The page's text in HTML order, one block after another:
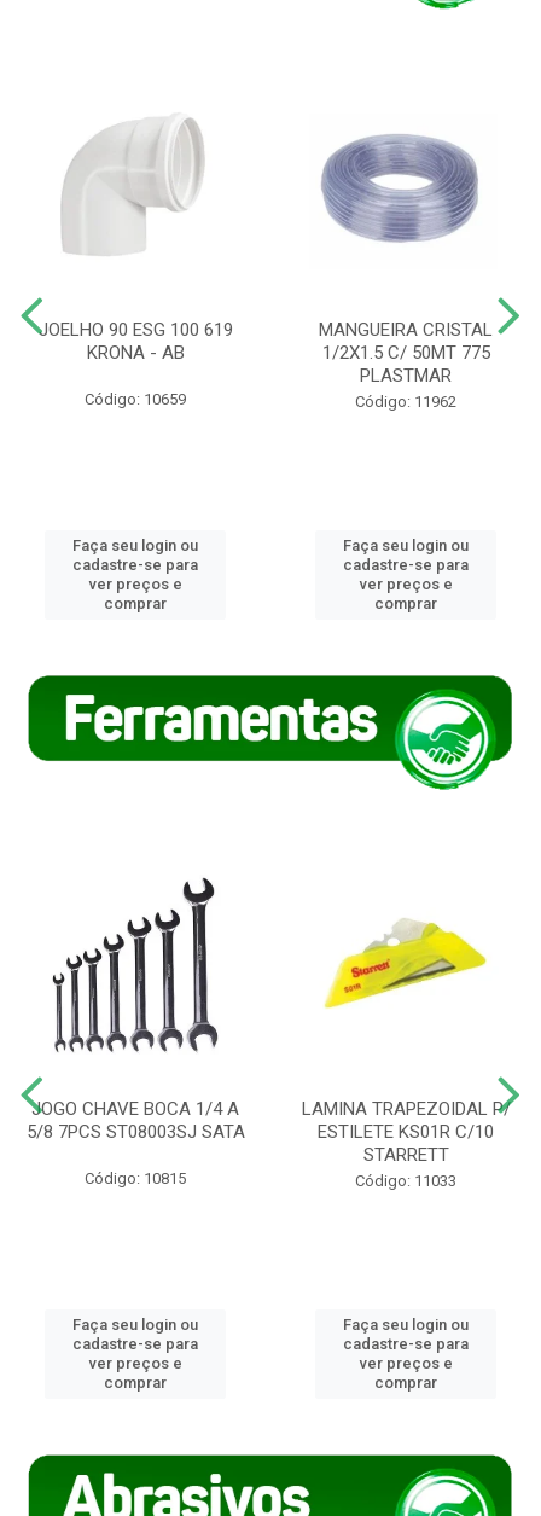
JOELHO 90 ESG 100 619
KRONA - AB
Código: 10659
Faça seu login ou
cadastre-se para
ver preços e
comprar
MANGUEIRA CRISTAL
1/2X1.5 C/ 50MT 775
PLASTMAR
Código: 11962
Faça seu login ou
cadastre-se para
ver preços e
comprar
JOGO CHAVE BOCA 1/4 A
5/8 7PCS ST08003SJ SATA
Código: 10815
Faça seu login ou
cadastre-se para
ver preços e
comprar
LAMINA TRAPEZOIDAL P/
ESTILETE KS01R C/10
STARRETT
Código: 11033
Faça seu login ou
cadastre-se para
ver preços e
comprar